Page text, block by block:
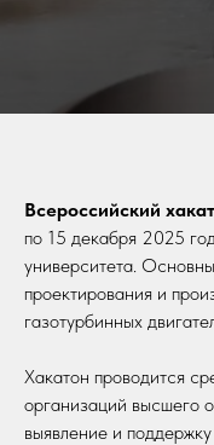
Всероссийский
по 15 декабря 2025
университета.
проектирования и
газотурбинных
Хакатон проводится
организаций высшего
выявление и